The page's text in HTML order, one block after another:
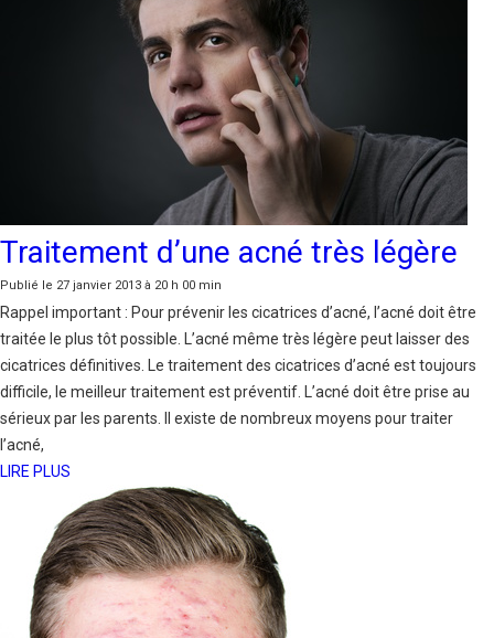
Traitement d’une acné très légère
Publié le 27 janvier 2013 à 20 h 00 min
Rappel important : Pour prévenir les cicatrices d’acné, l’acné doit être
traitée le plus tôt possible. L’acné même très légère peut laisser des
cicatrices définitives. Le traitement des cicatrices d’acné est toujours
difficile, le meilleur traitement est préventif. L’acné doit être prise au
sérieux par les parents. Il existe de nombreux moyens pour traiter
l’acné,
LIRE PLUS